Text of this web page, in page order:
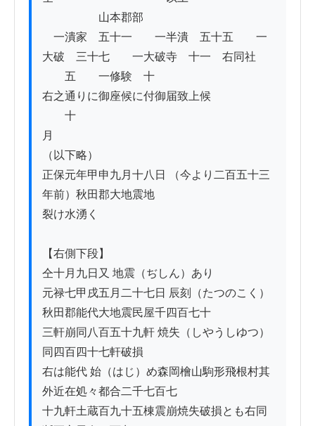
山本郡部
一潰家　五十一　　一半潰　五十五　　一
大破　三十七　　一大破寺　十一　右同社
五　　一修験　十
右之通りに御座候に付御届致上候
十
月
（以下略）
正保元年甲申九月十八日 （今より二百五十三
年前）秋田郡大地震地
裂け水湧く
【右側下段】
仝十月九日又 地震（ぢしん）あり
元禄七甲戌五月二十七日 辰刻（たつのこく）
秋田郡能代大地震民屋千四百七十
三軒崩同八百五十九軒 焼失（しやうしゆつ）
同四百四十七軒破損
右は能代 始（はじ）め森岡檜山駒形飛根村其
外近在処々都合二千七百七
十九軒土蔵百九十五棟震崩焼失破損とも右同